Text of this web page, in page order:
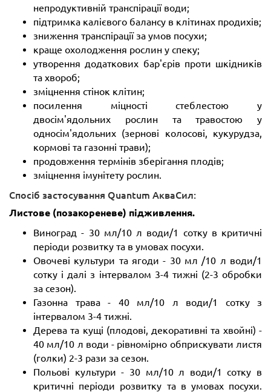
непродуктивній транспірації води;
підтримка калієвого балансу в клітинах продихів;
зниження транспірації за умов посухи;
краще охолодження рослин у спеку;
утворення додаткових бар'єрів проти шкідників
та хвороб;
зміцнення стінок клітин;
посилення міцності стеблестою у
двосім'ядольних рослин та травостою у
односім'ядольних (зернові колосові, кукурудза,
кормові та газонні трави);
продовження термінів зберігання плодів;
зміцнення імунітету рослин.
Спосіб застосування Quantum АкваСил:
Листове (позакореневе) підживлення.
Виноград - 30 мл/10 л води/1 сотку в критичні
періоди розвитку та в умовах посухи.
Овочеві культури та ягоди - 30 мл /10 л води/1
сотку і далі з інтервалом 3-4 тижні (2-3 обробки
за сезон).
Газонна трава - 40 мл/10 л води/1 сотку з
інтервалом 3-4 тижні.
Дерева та кущі (плодові, декоративні та хвойні) -
40 мл/10 л води - рівномірно обприскувати листя
(голки) 2-3 рази за сезон.
Польові культури - 30 мл/10 л води/1 сотку в
критичні періоди розвитку та в умовах посухи.